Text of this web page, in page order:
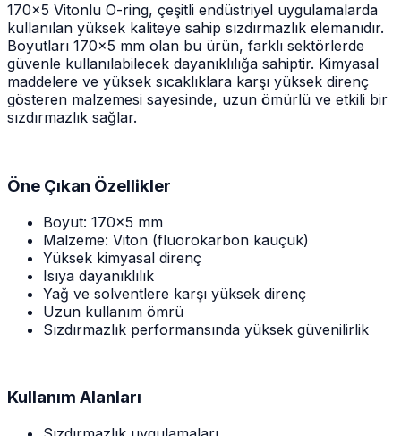
170x5 Vitonlu O-ring, çeşitli endüstriyel uygulamalarda
kullanılan yüksek kaliteye sahip sızdırmazlık elemanıdır.
Boyutları 170x5 mm olan bu ürün, farklı sektörlerde
güvenle kullanılabilecek dayanıklılığa sahiptir. Kimyasal
maddelere ve yüksek sıcaklıklara karşı yüksek direnç
gösteren malzemesi sayesinde, uzun ömürlü ve etkili bir
sızdırmazlık sağlar.
Öne Çıkan Özellikler
Boyut: 170x5 mm
Malzeme: Viton (fluorokarbon kauçuk)
Yüksek kimyasal direnç
Isıya dayanıklılık
Yağ ve solventlere karşı yüksek direnç
Uzun kullanım ömrü
Sızdırmazlık performansında yüksek güvenilirlik
Kullanım Alanları